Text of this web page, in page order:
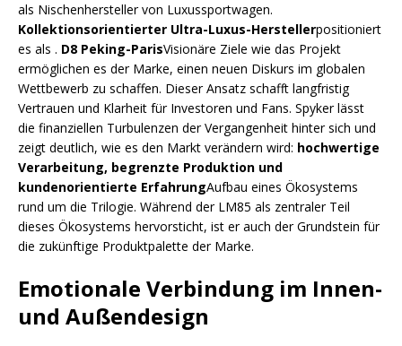
als Nischenhersteller von Luxussportwagen.
Kollektionsorientierter Ultra-Luxus-Herstellerpositioniert
es als . D8 Peking-ParisVisionäre Ziele wie das Projekt
ermöglichen es der Marke, einen neuen Diskurs im globalen
Wettbewerb zu schaffen. Dieser Ansatz schafft langfristig
Vertrauen und Klarheit für Investoren und Fans. Spyker lässt
die finanziellen Turbulenzen der Vergangenheit hinter sich und
zeigt deutlich, wie es den Markt verändern wird: hochwertige
Verarbeitung, begrenzte Produktion und
kundenorientierte ErfahrungAufbau eines Ökosystems
rund um die Trilogie. Während der LM85 als zentraler Teil
dieses Ökosystems hervorsticht, ist er auch der Grundstein für
die zukünftige Produktpalette der Marke.
Emotionale Verbindung im Innen-
und Außendesign